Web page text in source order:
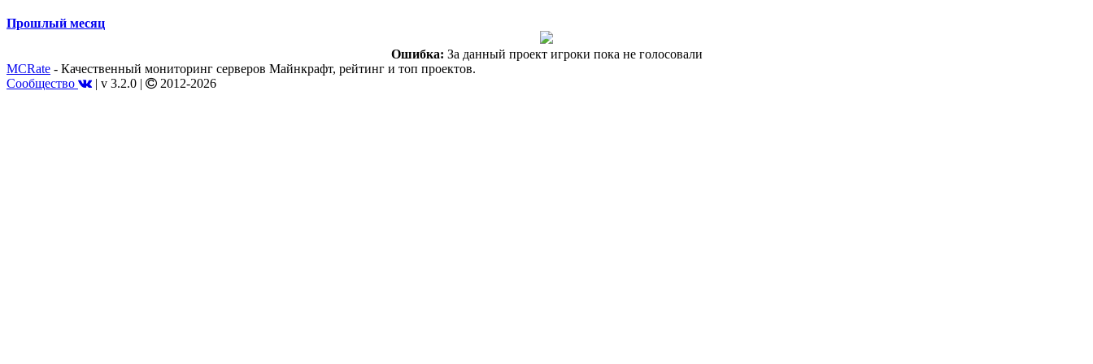
Прошлый месяц
Ошибка: За данный проект игроки пока не голосовали
MCRate - Качественный мониторинг серверов Майнкрафт, рейтинг и топ проектов.
Сообщество
| v 3.2.0 | 2012-2026